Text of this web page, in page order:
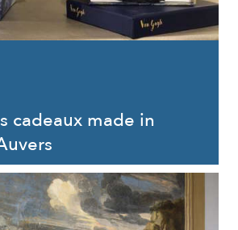
cadeaux made in